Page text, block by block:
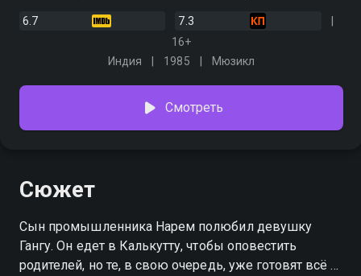
6.7
7.3
16+
Индия
1985 Мюзикл
Смотреть
Сюжет
Сын промышленника Нарем полюбил девушку
Гангу. Он едет в Калькутту, чтобы оповестить
родителей, но те, в свою очередь, уже готовят всё к